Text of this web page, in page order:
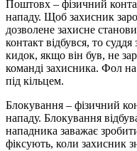
Поштовх – фізичний
нападу. Щоб захисник
дозволене захисне
контакт відбувся, то
кидок, якщо він був, не
команді захисника. Фол на
під кільцем.
Блокування – фізичний
нападу. Блокування
нападника заважає
фіксують, коли захисник